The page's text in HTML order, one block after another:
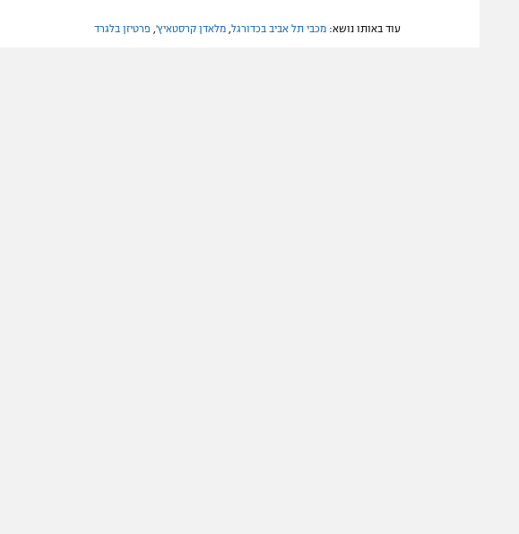
עוד באותו נושא: מכבי תל אביב בכדורגל מלאדן קרסטאיץ' פרטיזן בלגרד